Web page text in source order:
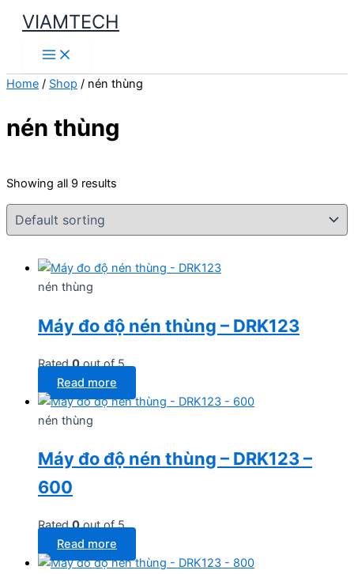
Skip
content
VIAMTECH
Main
Menu
Home / Shop / nén thùng
nén thùng
Showing all 9 results
nén thùng
Máy đo độ nén thùng – DRK123
Rated0out of 5
Read more
nén thùng
Máy đo độ nén thùng – DRK123 –
600
Rated0out of 5
Read more